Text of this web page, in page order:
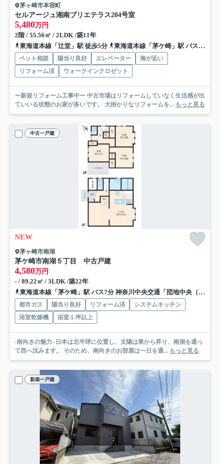
茅ヶ崎市本宿町
セルアージュ湘南ブリエテラス204号室
5,480万円
2階 / 55.56㎡ / 2LDK /築11年
東海道本線「辻堂」駅 徒歩5分
東海道本線「茅ケ崎」駅 バス13分 神奈川中央交通「辻堂駅西口」 停歩8分
ペット相談 陽当り良好 エレベーター
海が近い
リフォーム済
ウォークインクロゼット
ー新規リフォーム工事中ー 中古市場はリフォームしていなく生活感が出
ていいる状態のお家が多いです。 大掛かりなリフォームを... もっと見る
中古一戸建
NEW
茅ヶ崎市南湖
茅ケ崎市南湖５丁目 中古戸建
4,580万円
- / 89.22㎡ / 3LDK /築22年
東海道本線「茅ケ崎」駅 バス7分 神奈川中央交通「団地中央（茅ヶ崎市）」 停歩3分
都市ガス 陽当り良好 リフォーム済
システムキッチン
浴室乾燥機
浴室１坪以上
-南向きの魅力- 日本は北半球に位置し、太陽は東から昇り、南側を通っ
て西へ沈みます。 そのため、南向きのお部屋は一日を通... もっと見る
新築一戸建